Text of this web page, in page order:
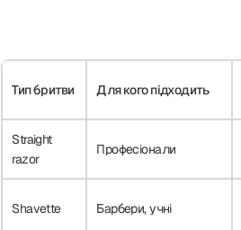
Тип бритви Для кого підходить
Straight
razor
Професіонали
Shavette Барбери, учні